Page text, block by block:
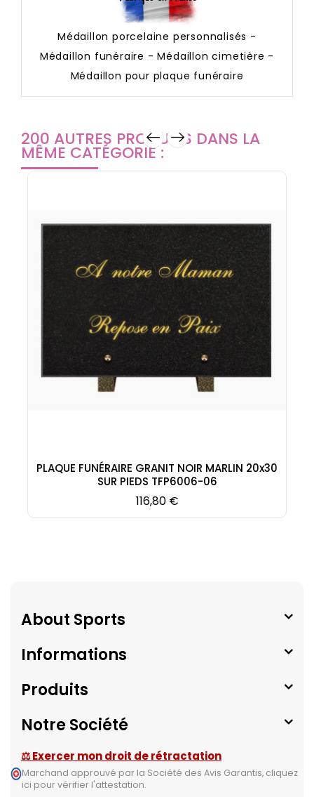
Médaillon porcelaine personnalisés -
Médaillon funéraire - Médaillon cimetière -
Médaillon pour plaque funéraire
200 AUTRES PRODUITS DANS LA
MÊME CATÉGORIE :
PLAQUE FUNÉRAIRE GRANIT NOIR MARLIN 20x30
SUR PIEDS TFP6006-06
Prix
116,80 €
About Sports
Informations
Produits
Notre Société
⚖ Exercer mon droit de rétractation
Marchand approuvé par la Société des Avis Garantis, cliquez
ici pour vérifier l'attestation.